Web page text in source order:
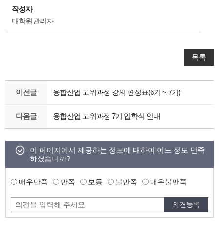
작성자
대학원관리자
목록
이전글 융합산업 고위과정 강의 편성표(6기 ~ 7기)
다음글 융합산업 고위과정 7기 입학식 안내
이 페이지에서 제공하는 정보에 대하여 어느 정도 만족
하셨습니까?
매우만족 만족 보통 불만족 매우불만족